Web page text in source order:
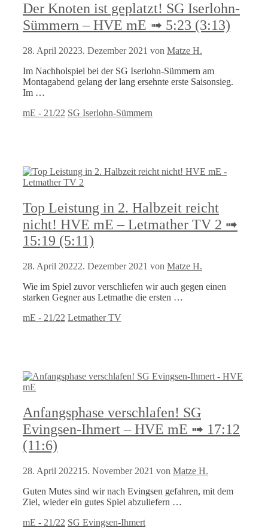
Der Knoten ist geplatzt! SG Iserlohn-
Sümmern – HVE mE ➟ 5:23 (3:13)
28. April 20223. Dezember 2021 von Matze H.
Im Nachholspiel bei der SG Iserlohn-Sümmern am
Montagabend gelang der lang ersehnte erste Saisonsieg.
Im …
Kategorien
mE - 21/22 Schlagwörter
SG Iserlohn-Sümmern
Top Leistung in 2. Halbzeit reicht
nicht! HVE mE – Letmather TV 2 ➟
15:19 (5:11)
28. April 20222. Dezember 2021 von Matze H.
Wie im Spiel zuvor verschliefen wir auch gegen einen
starken Gegner aus Letmathe die ersten …
Kategorien
mE - 21/22 Schlagwörter
Letmather TV
Anfangsphase verschlafen! SG
Evingsen-Ihmert – HVE mE ➟ 17:12
(11:6)
28. April 202215. November 2021 von Matze H.
Guten Mutes sind wir nach Evingsen gefahren, mit dem
Ziel, wieder ein gutes Spiel abzuliefern …
Kategorien
mE - 21/22 Schlagwörter
SG Evingsen-Ihmert